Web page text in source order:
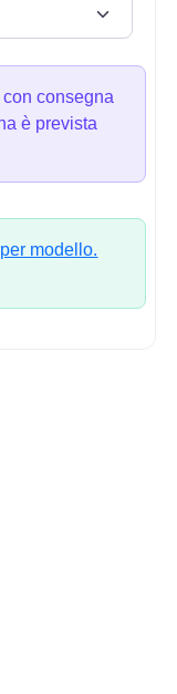
consegna
è prevista
per modello.